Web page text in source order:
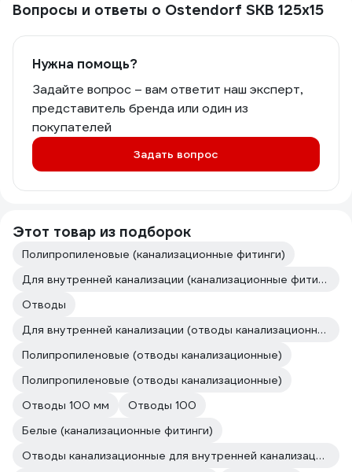
Вопросы и ответы о Ostendorf SKВ 125x15
Нужна помощь?
Задайте вопрос – вам ответит наш эксперт,
представитель бренда или один из
покупателей
Задать вопрос
Этот товар из подборок
Полипропиленовые (канализационные фитинги)
Для внутренней канализации (канализационные фитинги)
Отводы
Для внутренней канализации (отводы канализационные)
Полипропиленовые (отводы канализационные)
Полипропиленовые (отводы канализационные)
Отводы 100 мм
Отводы 100
Белые (канализационные фитинги)
Отводы канализационные для внутренней канализации Ostendorf